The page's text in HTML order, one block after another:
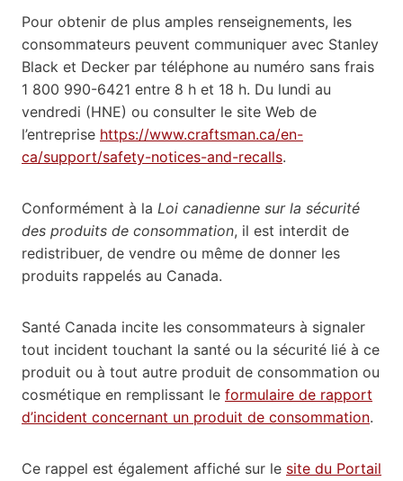
Pour obtenir de plus amples renseignements, les
consommateurs peuvent communiquer avec Stanley
Black et Decker par téléphone au numéro sans frais
1 800 990-6421 entre 8 h et 18 h. Du lundi au
vendredi (HNE) ou consulter le site Web de
l’entreprise https://www.craftsman.ca/en-
ca/support/safety-notices-and-recalls.
Conformément à la Loi canadienne sur la sécurité
des produits de consommation, il est interdit de
redistribuer, de vendre ou même de donner les
produits rappelés au Canada.
Santé Canada incite les consommateurs à signaler
tout incident touchant la santé ou la sécurité lié à ce
produit ou à tout autre produit de consommation ou
cosmétique en remplissant le formulaire de rapport
d’incident concernant un produit de consommation.
Ce rappel est également affiché sur le site du Portail